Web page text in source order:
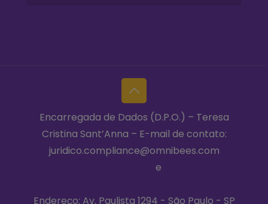
Encarregada de Dados (D.P.O.) – Teresa
Cristina Sant’Anna – E-mail de contato:
juridico.compliance@omnibees.com
e
Endereço: Av. Paulista 1294 - São Paulo - SP